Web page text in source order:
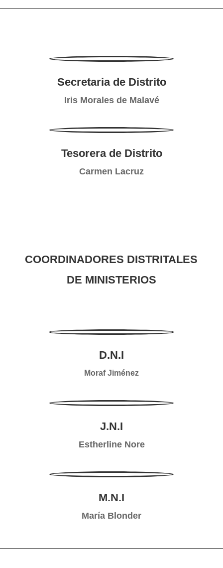
Secretaria de Distrito
Iris Morales de Malavé
Tesorera de Distrito
Carmen Lacruz
COORDINADORES DISTRITALES
DE MINISTERIOS
D.N.I
Moraf Jiménez
J.N.I
Estherline Nore
M.N.I
María Blonder